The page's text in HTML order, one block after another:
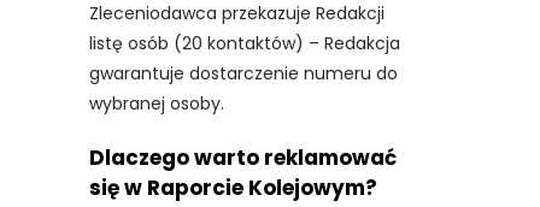
Zleceniodawca przekazuje Redakcji
listę osób (20 kontaktów) – Redakcja
gwarantuje dostarczenie numeru do
wybranej osoby.
Dlaczego warto reklamować
się w Raporcie Kolejowym?